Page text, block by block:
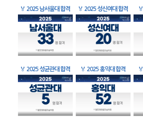
🏅 2025 남서울대 합격 🏅 2025 성신여대 합격 🏅
🏅 2025 성균관대 합격 🏅 2025 홍익대 합격 🏅